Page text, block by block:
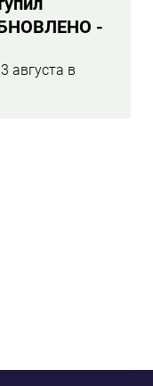
-
августа в